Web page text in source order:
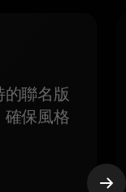
的聯名版
確保風格